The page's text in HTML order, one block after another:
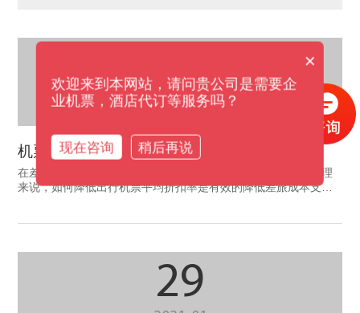
29
2021-01
机票是降低差旅成本的关键
在差旅费用中，机票费用占比能够超过50%，因此对于差旅管理
来说，如何降低出行机票平均折扣率是有效的降低差旅成本支出
29
×
欢迎来到本网站，请问贵公司是需要企
业机票，酒店代订等服务吗？
现在咨询 稍后再说